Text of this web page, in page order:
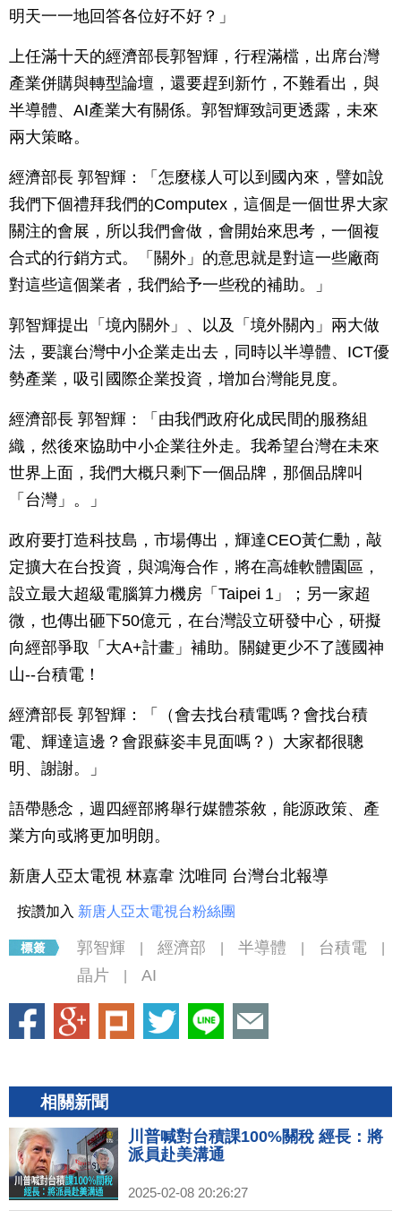
明天一一地回答各位好不好？」
上任滿十天的經濟部長郭智輝，行程滿檔，出席台灣
產業併購與轉型論壇，還要趕到新竹，不難看出，與
半導體、AI產業大有關係。郭智輝致詞更透露，未來
兩大策略。
經濟部長 郭智輝：「怎麼樣人可以到國內來，譬如說
我們下個禮拜我們的Computex，這個是一個世界大家
關注的會展，所以我們會做，會開始來思考，一個複
合式的行銷方式。「關外」的意思就是對這一些廠商
對這些這個業者，我們給予一些稅的補助。」
郭智輝提出「境內關外」、以及「境外關內」兩大做
法，要讓台灣中小企業走出去，同時以半導體、ICT優
勢產業，吸引國際企業投資，增加台灣能見度。
經濟部長 郭智輝：「由我們政府化成民間的服務組
織，然後來協助中小企業往外走。我希望台灣在未來
世界上面，我們大概只剩下一個品牌，那個品牌叫
「台灣」。」
政府要打造科技島，市場傳出，輝達CEO黃仁勳，敲
定擴大在台投資，與鴻海合作，將在高雄軟體園區，
設立最大超級電腦算力機房「Taipei 1」；另一家超
微，也傳出砸下50億元，在台灣設立研發中心，研擬
向經部爭取「大A+計畫」補助。關鍵更少不了護國神
山--台積電！
經濟部長 郭智輝：「（會去找台積電嗎？會找台積
電、輝達這邊？會跟蘇姿丰見面嗎？）大家都很聰
明、謝謝。」
語帶懸念，週四經部將舉行媒體茶敘，能源政策、產
業方向或將更加明朗。
新唐人亞太電視 林嘉韋 沈唯同 台灣台北報導
按讚加入 新唐人亞太電視台粉絲團
郭智輝 經濟部 半導體 台積電
晶片 AI
相關新聞
川普喊對台積課100%關稅 經長：將
派員赴美溝通
2025-02-08 20:26:27